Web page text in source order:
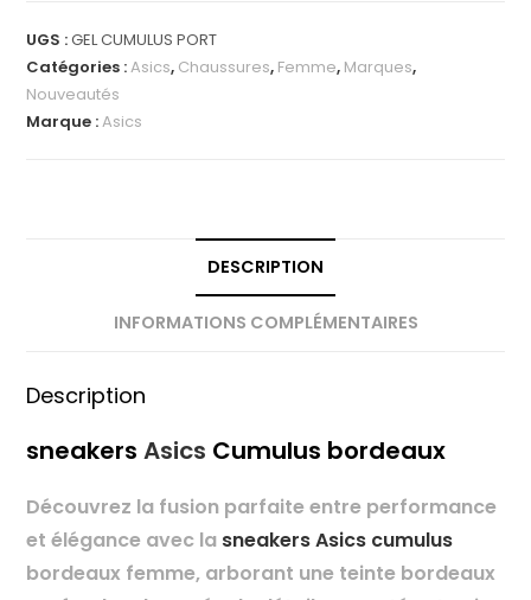
UGS :GEL CUMULUS PORT
Catégories :Asics, Chaussures, Femme, Marques,
Nouveautés
Marque :Asics
DESCRIPTION
INFORMATIONS COMPLÉMENTAIRES
Description
sneakersAsics Cumulus bordeaux
Découvrez la fusion parfaite entre performance
et élégance avec la sneakers Asics cumulus
bordeaux femme, arborant une teinte bordeaux